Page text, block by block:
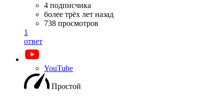
4 подписчика
более трёх лет назад
738 просмотров
1
ответ
YouTube
Простой